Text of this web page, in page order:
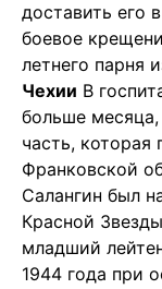
доставить его
боевое
летнего парня
Чехии В
больше
часть,
Франковской
Салангин был
Красной
младший
1944 года при